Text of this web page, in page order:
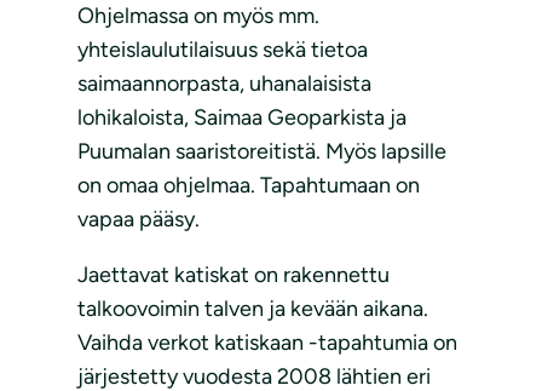
Ohjelmassa on myös mm.
yhteislaulutilaisuus sekä tietoa
saimaannorpasta, uhanalaisista
lohikaloista, Saimaa Geoparkista ja
Puumalan saaristoreitistä. Myös lapsille
on omaa ohjelmaa. Tapahtumaan on
vapaa pääsy.
Jaettavat katiskat on rakennettu
talkoovoimin talven ja kevään aikana.
Vaihda verkot katiskaan -tapahtumia on
järjestetty vuodesta 2008 lähtien eri